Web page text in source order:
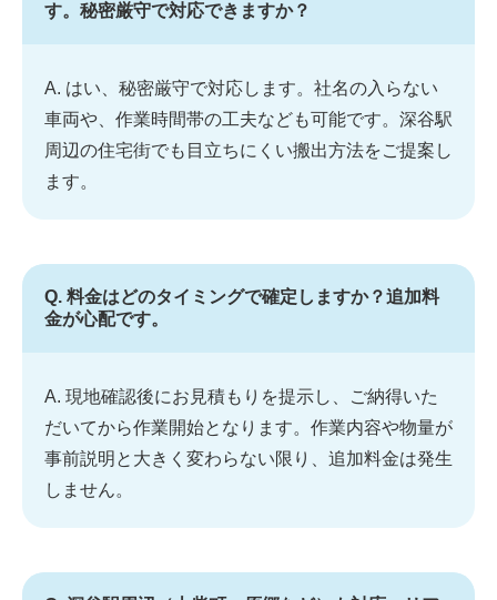
す。秘密厳守で対応できますか？
A. はい、秘密厳守で対応します。社名の入らない
車両や、作業時間帯の工夫なども可能です。深谷駅
周辺の住宅街でも目立ちにくい搬出方法をご提案し
ます。
Q. 料金はどのタイミングで確定しますか？追加料
金が心配です。
A. 現地確認後にお見積もりを提示し、ご納得いた
だいてから作業開始となります。作業内容や物量が
事前説明と大きく変わらない限り、追加料金は発生
しません。